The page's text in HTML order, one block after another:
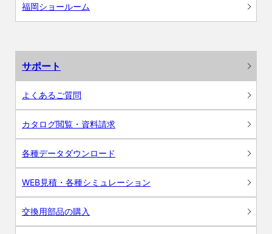
福岡ショールーム
サポート
よくあるご質問
カタログ閲覧・資料請求
各種データダウンロード
WEB見積・各種シミュレーション
交換用部品の購入